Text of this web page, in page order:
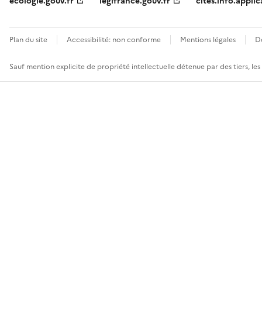
Plan du site Accessibilité: non conforme Mentions légales
Sauf mention explicite de propriété intellectuelle détenue par des tiers,